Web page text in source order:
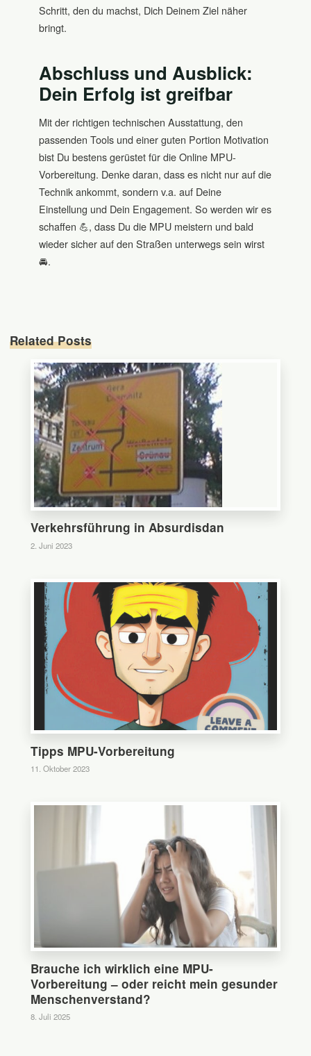
Schritt, den du machst, Dich Deinem Ziel näher
bringt.
Abschluss und Ausblick:
Dein Erfolg ist greifbar
Mit der richtigen technischen Ausstattung, den
passenden Tools und einer guten Portion Motivation
bist Du bestens gerüstet für die Online MPU-
Vorbereitung. Denke daran, dass es nicht nur auf die
Technik ankommt, sondern v.a. auf Deine
Einstellung und Dein Engagement. So werden wir es
schaffen 💪, dass Du die MPU meistern und bald
wieder sicher auf den Straßen unterwegs sein wirst
🚘.
Related Posts
Verkehrsführung in Absurdisdan
2. Juni 2023
Tipps MPU-Vorbereitung
11. Oktober 2023
Brauche ich wirklich eine MPU-
Vorbereitung – oder reicht mein gesunder
Menschenverstand?
8. Juli 2025